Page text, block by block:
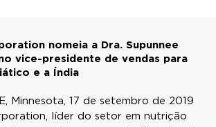
nomeia a Dra. Supunnee
vice-presidente de vendas para
e a Índia
Minnesota, 17 de setembro de 2019
líder do setor em nutrição